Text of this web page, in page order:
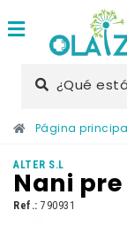
¿Qué
Página
ALTER S.L
Nani
Ref.: 790931